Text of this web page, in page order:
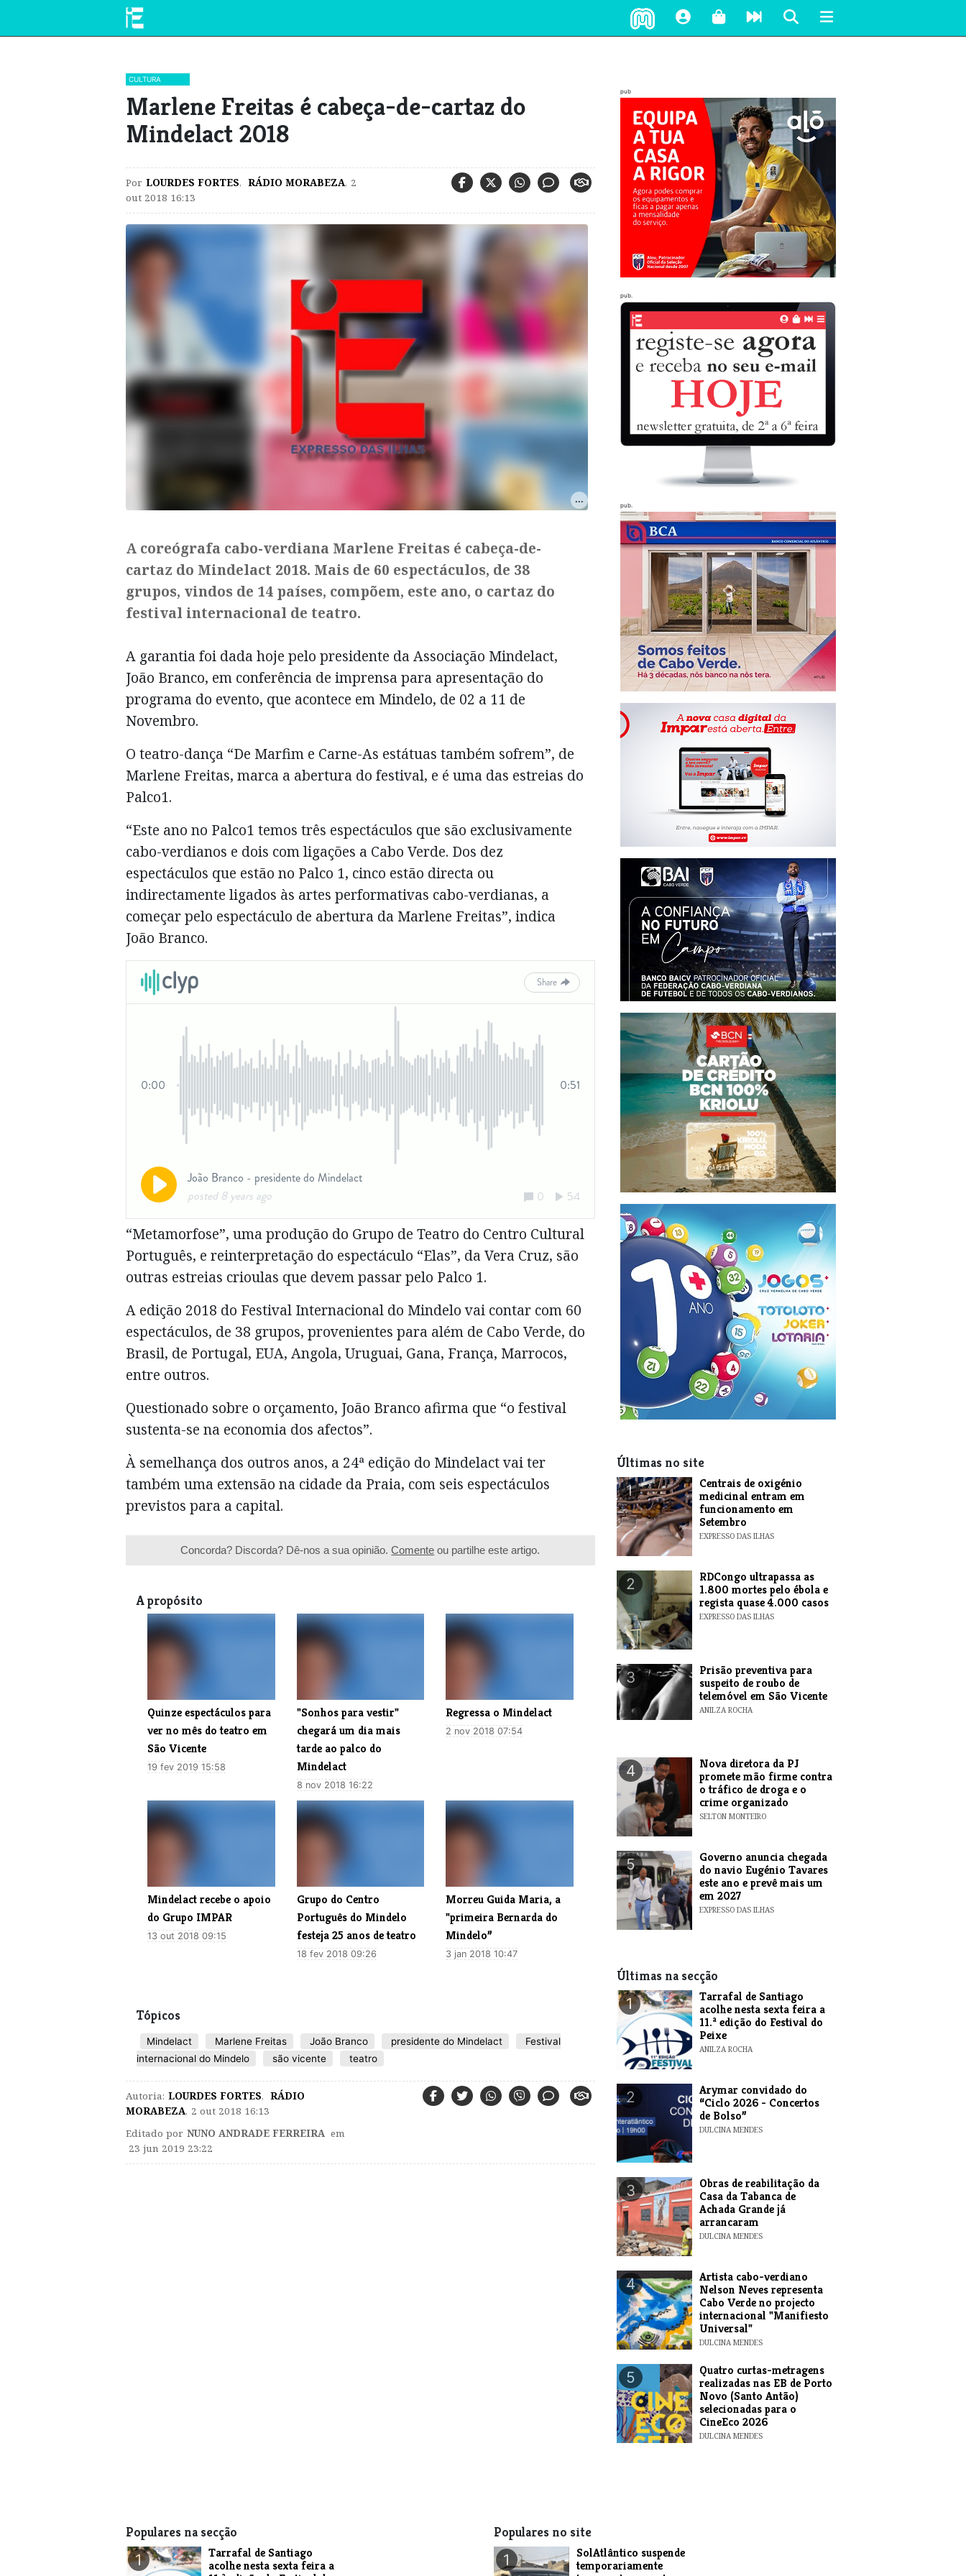
CULTURA
Marlene Freitas é cabeça-de-cartaz do
Mindelact 2018
Por LOURDES FORTES, RÁDIO MORABEZA, 2
out 2018 16:13
A coreógrafa cabo-verdiana Marlene Freitas é cabeça-de-
cartaz do Mindelact 2018. Mais de 60 espectáculos, de 38
grupos, vindos de 14 países, compõem, este ano, o cartaz do
festival internacional de teatro.
A garantia foi dada hoje pelo presidente da Associação Mindelact,
João Branco, em conferência de imprensa para apresentação do
programa do evento, que acontece em Mindelo, de 02 a 11 de
Novembro.
O teatro-dança “De Marfim e Carne-As estátuas também sofrem”, de
Marlene Freitas, marca a abertura do festival, e é uma das estreias do
Palco1.
“Este ano no Palco1 temos três espectáculos que são exclusivamente
cabo-verdianos e dois com ligações a Cabo Verde. Dos dez
espectáculos que estão no Palco 1, cinco estão directa ou
indirectamente ligados às artes performativas cabo-verdianas, a
começar pelo espectáculo de abertura da Marlene Freitas”, indica
João Branco.
“Metamorfose”, uma produção do Grupo de Teatro do Centro Cultural
Português, e reinterpretação do espectáculo “Elas”, da Vera Cruz, são
outras estreias crioulas que devem passar pelo Palco 1.
A edição 2018 do Festival Internacional do Mindelo vai contar com 60
espectáculos, de 38 grupos, provenientes para além de Cabo Verde, do
Brasil, de Portugal, EUA, Angola, Uruguai, Gana, França, Marrocos,
entre outros.
Questionado sobre o orçamento, João Branco afirma que “o festival
sustenta-se na economia dos afectos”.
À semelhança dos outros anos, a 24ª edição do Mindelact vai ter
também uma extensão na cidade da Praia, com seis espectáculos
previstos para a capital.
Concorda? Discorda? Dê-nos a sua opinião.Comente ou partilhe este artigo.
A propósito
​Quinze espectáculos para
ver no mês do teatro em
São Vicente
19 fev 2019 15:58
"Sonhos para vestir"
chegará um dia mais
tarde ao palco do
Mindelact
8 nov 2018 16:22
Regressa o Mindelact
2 nov 2018 07:54
Mindelact recebe o apoio
do Grupo IMPAR
13 out 2018 09:15
​Grupo do Centro
Português do Mindelo
festeja 25 anos de teatro
18 fev 2018 09:26
​Morreu Guida Maria, a
"primeira Bernarda do
Mindelo”
3 jan 2018 10:47
Tópicos
Mindelact Marlene Freitas João Branco presidente do Mindelact
Festival
internacional do Mindelo
são vicente teatro
Autoria: LOURDES FORTES, RÁDIO
MORABEZA, 2 out 2018 16:13
Editado por NUNO ANDRADE FERREIRA em
23 jun 2019 23:22
pub
pub.
pub.
Últimas no site
1
Centrais de oxigénio
medicinal entram em
funcionamento em
Setembro
EXPRESSO DAS ILHAS
2
RDCongo ultrapassa as
1.800 mortes pelo ébola e
regista quase 4.000 casos
EXPRESSO DAS ILHAS
3
Prisão preventiva para
suspeito de roubo de
telemóvel em São Vicente
ANILZA ROCHA
4
Nova diretora da PJ
promete mão firme contra
o tráfico de droga e o
crime organizado
SELTON MONTEIRO
5
Governo anuncia chegada
do navio Eugénio Tavares
este ano e prevê mais um
em 2027
EXPRESSO DAS ILHAS
Últimas na secção
1
Tarrafal de Santiago
acolhe nesta sexta feira a
11.ª edição do Festival do
Peixe
ANILZA ROCHA
2
​Arymar convidado do
“Ciclo 2026 - Concertos
de Bolso”
DULCINA MENDES
3
​Obras de reabilitação da
Casa da Tabanca de
Achada Grande já
arrancaram
DULCINA MENDES
4
​Artista cabo-verdiano
Nelson Neves representa
Cabo Verde no projecto
internacional "Manifiesto
Universal"
DULCINA MENDES
5
​Quatro curtas-metragens
realizadas nas EB de Porto
Novo (Santo Antão)
selecionadas para o
CineEco 2026
DULCINA MENDES
Populares na secção
1
Tarrafal de Santiago
acolhe nesta sexta feira a
Populares no site
1
SolAtlântico suspende
temporariamente